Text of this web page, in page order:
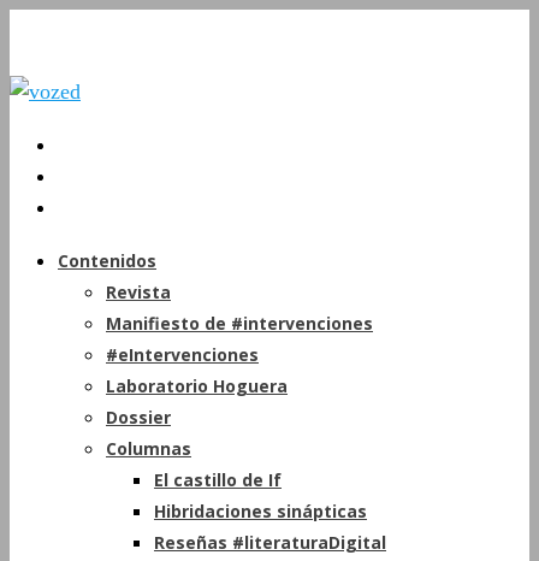
Contenidos
Revista
Manifiesto de #intervenciones
#eIntervenciones
Laboratorio Hoguera
Dossier
Columnas
El castillo de If
Hibridaciones sinápticas
Reseñas #literaturaDigital